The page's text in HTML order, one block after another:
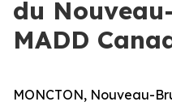
du
MADD
MONCTON, Nouveau-